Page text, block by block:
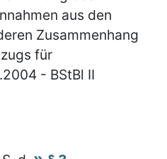
aus den
Zusammenhang
für
- BStBl II